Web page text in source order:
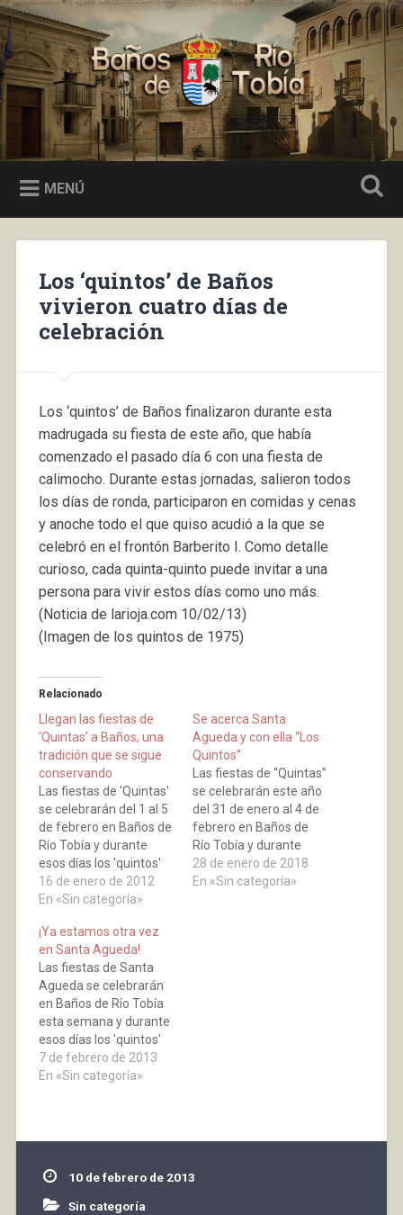
Saltar
al
contenido
Buscar
Baños de Río Tobía
MENÚ
Los ‘quintos’ de Baños
vivieron cuatro días de
celebración
Los ‘quintos’ de Baños finalizaron durante esta
madrugada su fiesta de este año, que había
comenzado el pasado día 6 con una fiesta de
calimocho. Durante estas jornadas, salieron todos
los días de ronda, participaron en comidas y cenas
y anoche todo el que quiso acudió a la que se
celebró en el frontón Barberito I. Como detalle
curioso, cada quinta-quinto puede invitar a una
persona para vivir estos días como uno más.
(Noticia de larioja.com 10/02/13)
(Imagen de los quintos de 1975)
Relacionado
Llegan las fiestas de
‘Quintas’ a Baños, una
tradición que se sigue
conservando
Las fiestas de 'Quintas'
se celebrarán del 1 al 5
de febrero en Baños de
Río Tobía y durante
esos días los 'quintos'
saldrán de ronda por las
calles del pueblo
canciones y realizarán
las populares comidas y
cenas, entre ellas la
conjunta del fin de
semana,…
16 de enero de 2012
En «Sin categoría»
Se acerca Santa
Agueda y con ella “Los
Quintos”
Las fiestas de “Quintas”
se celebrarán este año
del 31 de enero al 4 de
febrero en Baños de
Río Tobía y durante
esos días los 'quintos'
saldrán de ronda por las
28 de enero de 2018
En «Sin categoría»
¡Ya estamos otra vez
en Santa Agueda!
Las fiestas de Santa
Agueda se celebrarán
en Baños de Río Tobía
esta semana y durante
esos días los 'quintos'
saldrán de ronda por las
calles del pueblo
semana, que celebran
todas…
7 de febrero de 2013
En «Sin categoría»
10 de febrero de 2013
Sin categoría